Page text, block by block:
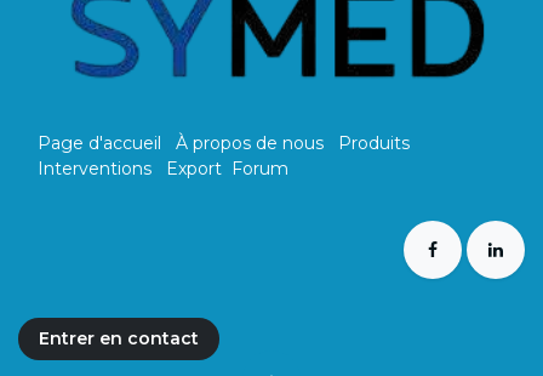
Page d'accueil À propos de nous
Produits
Interventions
Export Forum
Entrer en ​​​​contact